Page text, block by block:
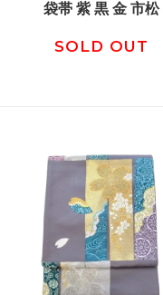
袋帯 紫 黒 金 市松
SOLD OUT